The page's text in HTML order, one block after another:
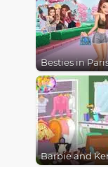
Besties in